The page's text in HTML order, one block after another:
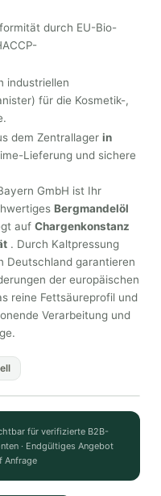
durch EU-Bio-
industriellen
für die Kosmetik-,
dem Zentrallager in
Lieferung und sichere
GmbH ist Ihr
Bergmandelöl
auf Chargenkonstanz
. Durch Kaltpressung
Deutschland garantieren
der europäischen
reine Fettsäureprofil und
Verarbeitung und
für verifizierte B2B-
· Endgültiges Angebot
Anfrage